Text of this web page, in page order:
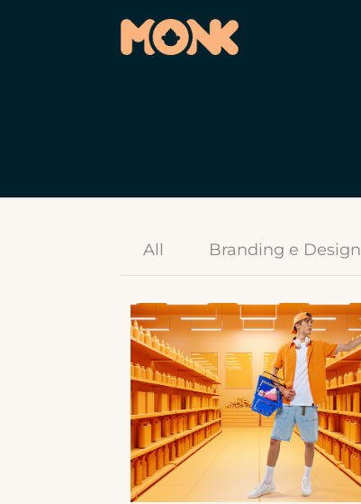
All Branding e Design